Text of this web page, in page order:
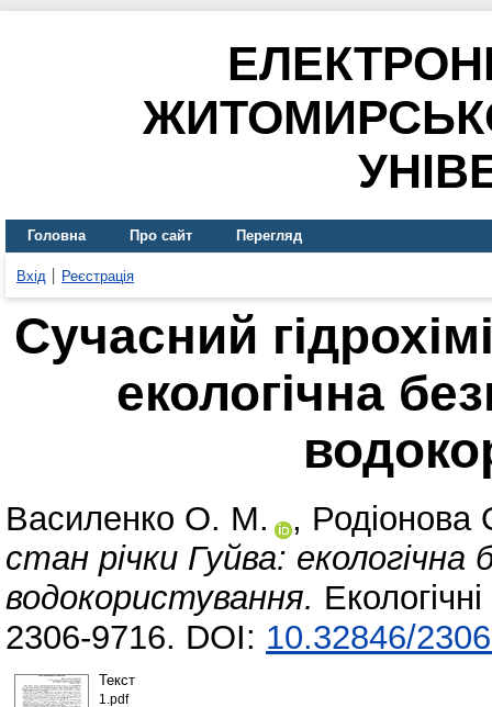
Головна Про сайт Перегляд
Вхід Реєстрація
Сучасний
екологічна
Василенко О. М. ,
стан річки Гуйва:
водокористування.
2306-9716. DOI: 10.32846/
Текст
1.pdf